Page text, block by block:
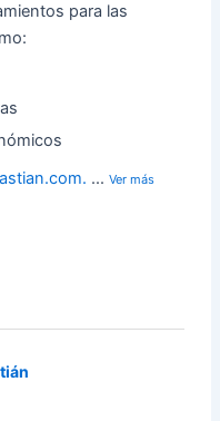
para las
...Ver más